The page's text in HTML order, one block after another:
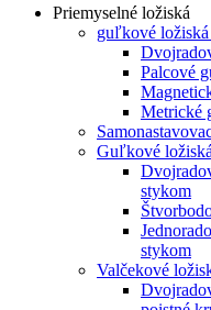
Priemyselné ložiská
guľkové
Palcové
Metrické
Guľkové
stykom
stykom
Valčekové